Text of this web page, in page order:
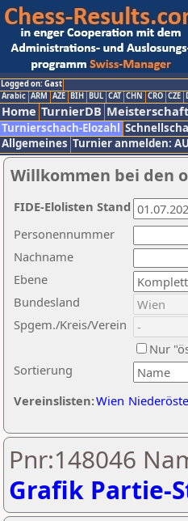
Logged on: Gast
Arabic ARM AZE BIH BUL CAT CHN CRO CZE
Home TurnierDB Meisterschaft
Turnierschach-Elozahl
Allgemeines Turnier anmelden:
Willkommen bei den
Nachname
Ebene
Sortierung
Personennummer
Bundesland
Spgem./Kreis/Verein
Nur
Vereinslisten:Wien
FIDE-Elolisten Stand
Pnr:148046
Grafik Partie-